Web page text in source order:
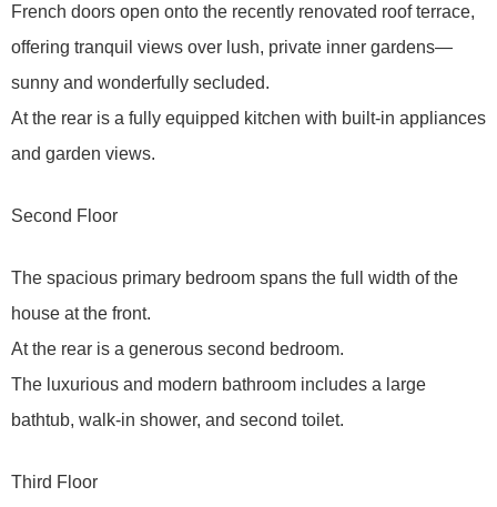
French doors open onto the recently renovated roof terrace,
offering tranquil views over lush, private inner gardens—
sunny and wonderfully secluded.
At the rear is a fully equipped kitchen with built-in appliances
and garden views.
Second Floor
The spacious primary bedroom spans the full width of the
house at the front.
At the rear is a generous second bedroom.
The luxurious and modern bathroom includes a large
bathtub, walk-in shower, and second toilet.
Third Floor